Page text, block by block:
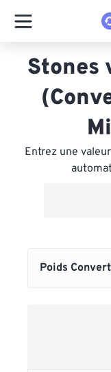
Stones
Entrez une